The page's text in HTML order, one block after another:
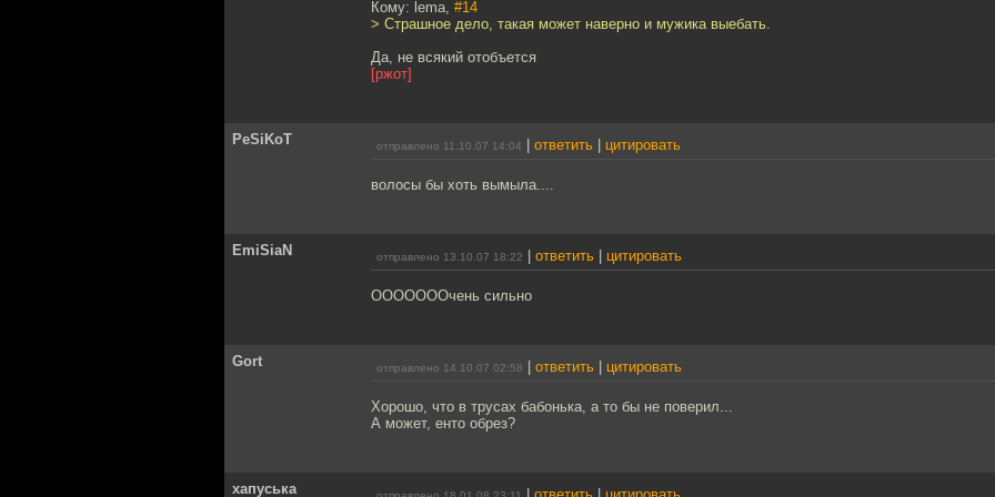
Кому: lema, #14
> Страшное дело, такая может наверно и мужика выебать.
Да, не всякий отобъется
[ржот]
PeSiKoT отправлено 11.10.07 14:04 ответить цитировать
волосы бы хоть вымыла....
EmiSiaN отправлено 13.10.07 18:22 ответить цитировать
ОООООООчень сильно
Gort отправлено 14.10.07 02:58 ответить цитировать
Хорошо, что в трусах бабонька, а то бы не поверил...
А может, енто обрез?
хапуська